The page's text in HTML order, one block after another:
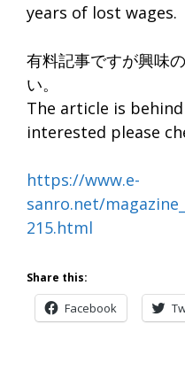
years of lost wages.
有料記事ですが興味
い。
The article is
interested please
https://www.e-
sanro.net/
215.html
Share this:
Facebook